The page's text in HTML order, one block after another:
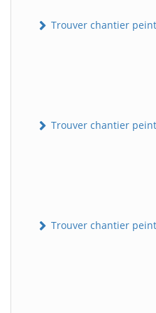
Trouver chantier
Trouver chantier
Trouver chantier